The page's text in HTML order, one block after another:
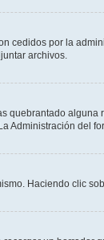
cedidos por la
archivos.
quebrantado
Administración del
Haciendo clic